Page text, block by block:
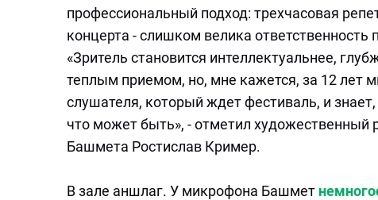
профессиональный подход: трехчасовая
концерта - слишком велика
«Зритель становится интеллектуальнее,
теплым приемом, но, мне кажется, за 12 лет
слушателя, который ждет фестиваль, и
что может быть», - отметил
Башмета Ростислав Кример.
В зале аншлаг. У микрофона Башмет